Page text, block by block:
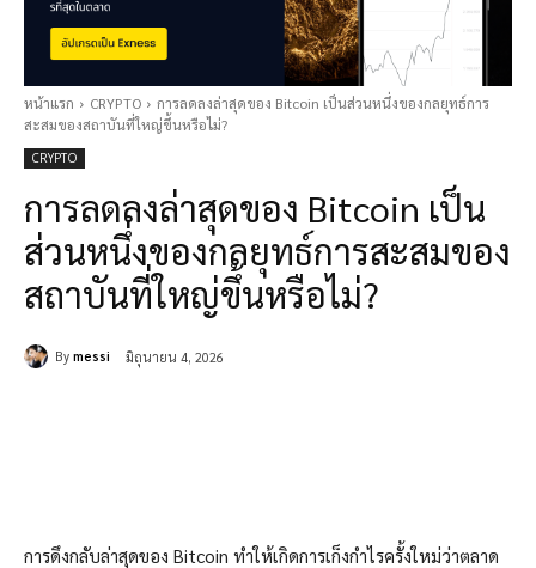
หน้าแรก CRYPTO
การลดลงล่าสุดของ Bitcoin เป็นส่วนหนึ่งของกลยุทธ์การ
สะสมของสถาบันที่ใหญ่ขึ้นหรือไม่?
CRYPTO
การลดลงล่าสุดของ Bitcoin เป็น
ส่วนหนึ่งของกลยุทธ์การสะสมของ
สถาบันที่ใหญ่ขึ้นหรือไม่?
By messi มิถุนายน 4, 2026
การดึงกลับล่าสุดของ Bitcoin ทำให้เกิดการเก็งกำไรครั้งใหม่ว่าตลาด